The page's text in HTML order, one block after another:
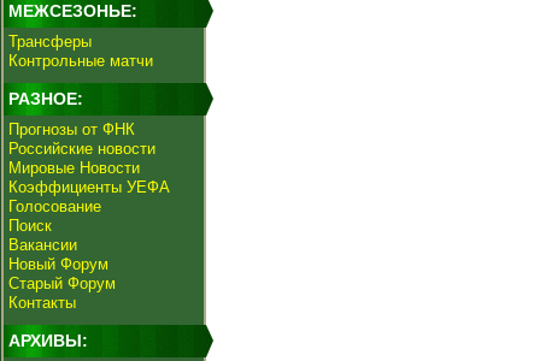
МЕЖСЕЗОНЬЕ:
Трансферы
Контрольные матчи
РАЗНОЕ:
Прогнозы от ФНК
Российские новости
Мировые Новости
Коэффициенты УЕФА
Голосование
Поиск
Вакансии
Новый Форум
Старый Форум
Контакты
АРХИВЫ: